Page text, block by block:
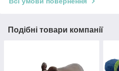
Подібні товари компанії